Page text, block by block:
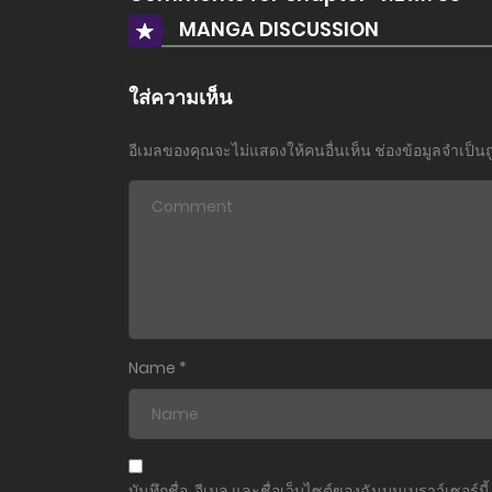
MANGA DISCUSSION
ใส่ความเห็น
อีเมลของคุณจะไม่แสดงให้คนอื่นเห็น ช่องข้อมูลจำเป็น
Name *